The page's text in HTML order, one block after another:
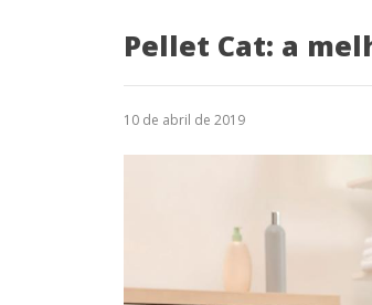
Pellet Cat: a
10 de abril de 2019